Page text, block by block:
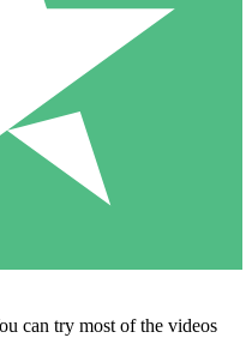
can try most of the videos